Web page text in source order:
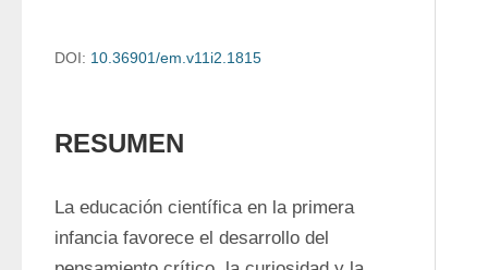
DOI: 10.36901/em.v11i2.1815
RESUMEN
La educación científica en la primera
infancia favorece el desarrollo del